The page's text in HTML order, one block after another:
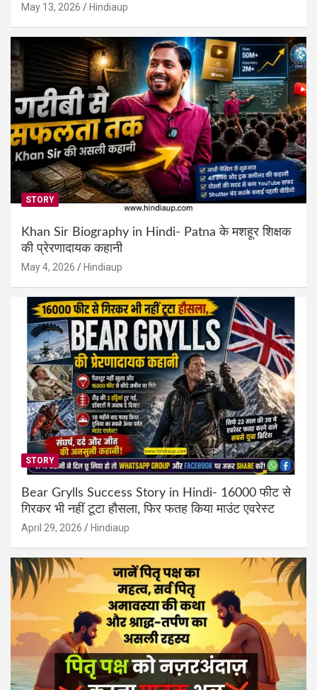
May 13, 2026 Hindiaup
STORY
Khan Sir Biography in Hindi- Patna के मशहूर शिक्षक
की प्रेरणादायक कहानी
May 4, 2026 Hindiaup
STORY
Bear Grylls Success Story in Hindi- 16000 फीट से
गिरकर भी नहीं टूटा हौसला, फिर फतह किया माउंट एवरेस्ट
April 29, 2026 Hindiaup